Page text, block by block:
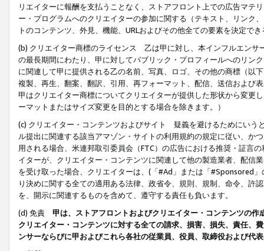
リエイターに報酬を支払うことなく、ストアフロント上での広告マテ
ー・プログラムへのクリエイターの参加に関する（テキスト、リンク
トのコンテンツ、外見、機能、URLおよびその他全ての要素を決定で
(b) クリエイター商標のライセンス 乙は甲に対し、本インフルエンサ
の最長期間にわたり、甲に対してパブリック・プロフィールへのリン
に関連して甲に提供される乙の名前、写真、ロゴ、その他の商標（以
複製、再生、翻案、翻訳、引用、再フォーマット、配信、送信および
甲はクリエイター商標についてクリエイターが提供した形状から変更
ーマットまたはサイズ変更を目的とする場合を除きます。）
(c) クリエイター・コンテンツおよびサイト 疑義を避けるためにいう
ル提出に関連する該当アマゾン・サイトの利用規約の規定に従い、か
用される場合、米連邦取引委員会（FTC）の広告における推奨・証言
イターが、クリエイター・コンテンツに関連して他の製造業者、配信
を受け取った場合、クリエイターは、(「#Ad」または「#Sponsored
り決めに関する全ての適用ある法律、政省令、規則、規制、命令、許
を、開示に関連するものを含めて、遵守する責任も負います。
(d) 免責 甲は、ストアフロントおよびクリエイター・コンテンツの
クリエイター・コンテンツに対する全ての請求、損害、損失、責任、
ンサーならびに甲およびこれら各社の従業員、役員、取締役および代